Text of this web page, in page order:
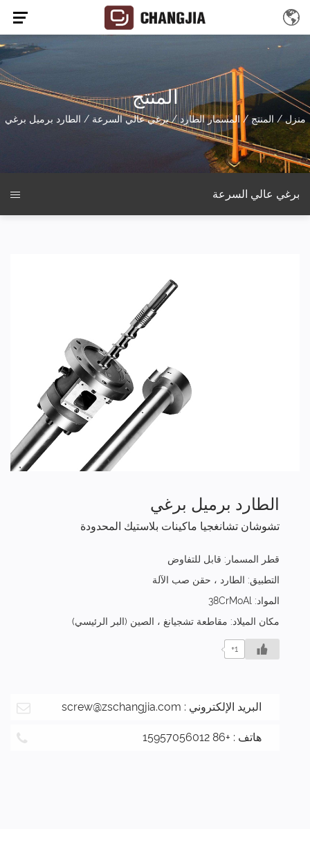
المنتج
منزل / المنتج/ المسمار الطارد/برغي عالي السرعة / الطارد برميل برغي
برغي عالي السرعة
الطارد برميل برغي
تشوشان تشانغجيا ماكينات بلاستيك المحدودة
قطر المسمار: قابل للتفاوض
التطبيق: الطارد ، حقن صب الآلة
المواد: 38CrMoAl
مكان الميلاد: مقاطعة تشجيانغ ، الصين (البر الرئيسي)
1+
البريد الإلكتروني : screw@zschangjia.com
هاتف : +86 15957056012